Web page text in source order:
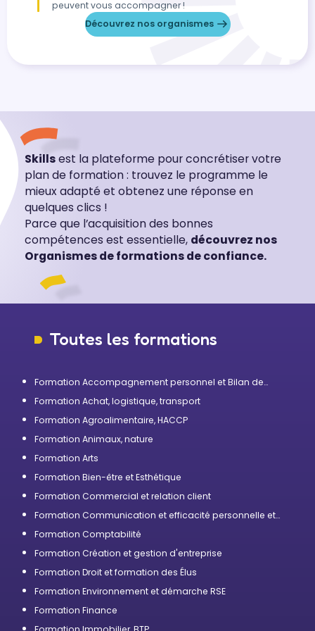
peuvent vous accompagner !
Découvrez nos organismes
Skillsest la plateforme pour concrétiser votre
plan de formation : trouvez le programme le
mieux adapté et obtenez une réponse en
quelques clics !
Parce que l’acquisition des bonnes
compétences est essentielle, découvrez nos
Organismes de formations de confiance.
Toutes les formations
Formation Accompagnement personnel et Bilan de
Formation Achat, logistique, transport
Formation Agroalimentaire, HACCP
Formation Animaux, nature
Formation Arts
Formation Bien-être et Esthétique
Formation Commercial et relation client
Formation Communication et efficacité personnelle et
Formation Comptabilité
Formation Création et gestion d'entreprise
Formation Droit et formation des Élus
Formation Environnement et démarche RSE
Formation Finance